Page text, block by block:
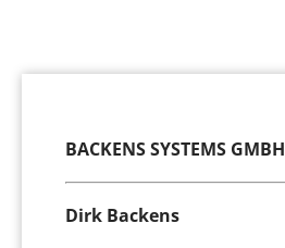
BACKENS SYSTEMS GMBH
Dirk Backens